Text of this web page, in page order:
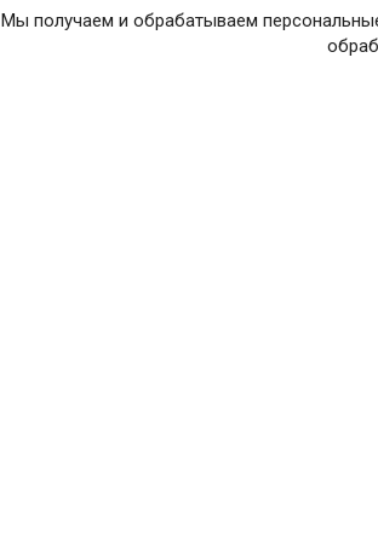
Мы получаем и обрабатываем